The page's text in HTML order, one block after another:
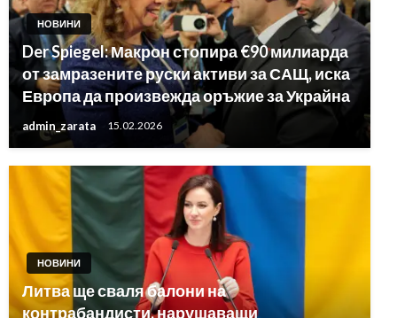
НОВИНИ
Der Spiegel: Макрон стопира €90 милиарда
от замразените руски активи за САЩ, иска
Европа да произвежда оръжие за Украйна
admin_zarata 15.02.2026
НОВИНИ
Литва ще сваля балони на
контрабандисти, нарушаващи